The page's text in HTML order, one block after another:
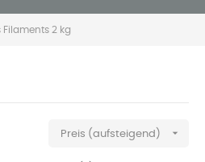
Filaments 2 kg
Preis (aufsteigend) 